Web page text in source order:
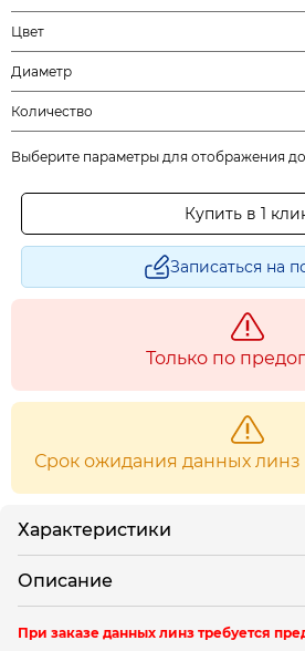
Цвет
Диаметр
Количество
Выберите параметры для отображения
Купить в 1
Записаться на
Только по
Срок ожидания данных линз
Характеристики
Описание
При заказе данных линз требуется